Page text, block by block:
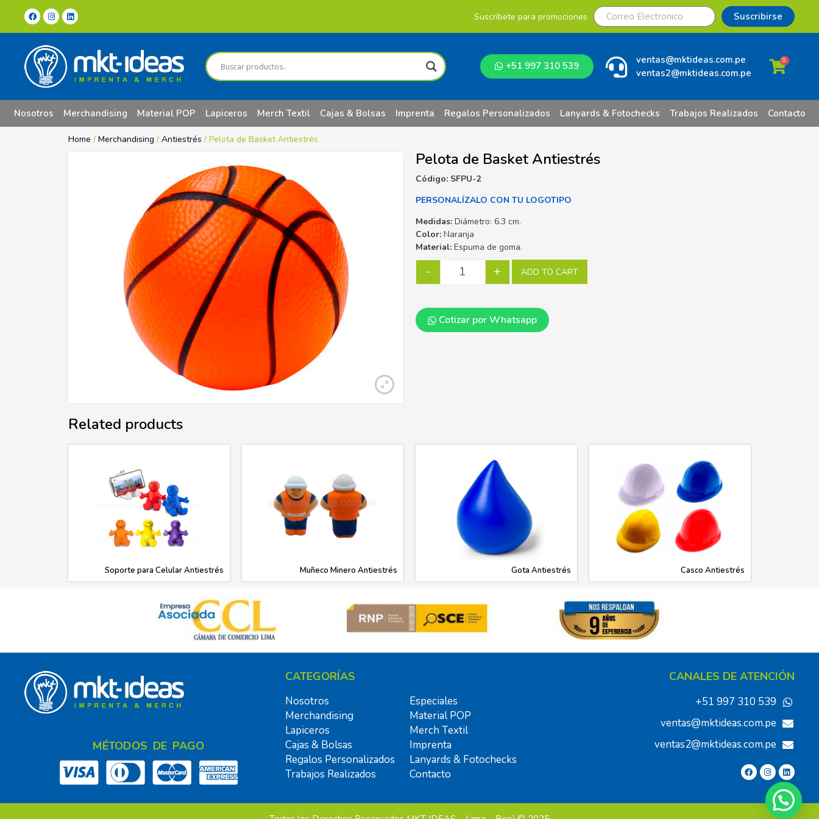
Suscríbete para promociones Suscribirse
+51 997 310 539
ventas@mktideas.com.pe
ventas2@mktideas.com.pe
0
Nosotros Merchandising Material POP Lapiceros Merch Textil Cajas & Bolsas Imprenta Regalos Personalizados Lanyards & Fotochecks Trabajos Realizados Contacto
Home / Merchandising / Antiestrés / Pelota de Basket Antiestrés
Pelota de Basket Antiestrés
Código: SFPU-2
PERSONALÍZALO CON TU LOGOTIPO
Medidas: Diámetro: 6.3 cm.
Color: Naranja
Material: Espuma de goma.
- + ADD TO CART
Cotizar por Whatsapp
Related products
Soporte para Celular Antiestrés Muñeco Minero Antiestrés Gota Antiestrés Casco Antiestrés
MÉTODOS DE PAGO
CATEGORÍAS
Nosotros
Especiales
Merchandising
Material POP
Lapiceros
Merch Textil
Cajas & Bolsas
Imprenta
Regalos Personalizados
Lanyards & Fotochecks
Trabajos Realizados
Contacto
CANALES DE ATENCIÓN
+51 997 310 539
ventas@mktideas.com.pe
ventas2@mktideas.com.pe